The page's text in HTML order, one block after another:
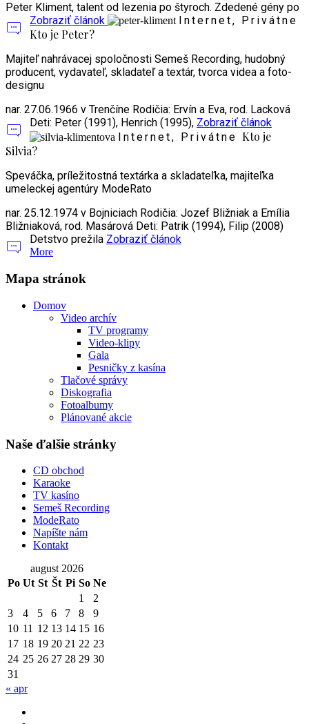
Peter Kliment, talent od lezenia po štyroch. Zdedené gény po
Zobraziť článok
Internet, Privátne
Kto je Peter?
Majiteľ nahrávacej spoločnosti Semeš Recording, hudobný
producent, vydavateľ, skladateľ a textár, tvorca videa a foto-
designu
nar. 27.06.1966 v Trenčíne Rodičia: Ervín a Eva, rod. Lacková
Deti: Peter (1991), Henrich (1995), Zobraziť článok
Internet, Privátne Kto je
Silvia?
Speváčka, príležitostná textárka a skladateľka, majiteľka
umeleckej agentúry ModeRato
nar. 25.12.1974 v Bojniciach Rodičia: Jozef Bližniak a Emília
Bližniaková, rod. Masárová Deti: Patrik (1994), Filip (2008)
Detstvo prežila Zobraziť článok
More
Mapa stránok
Domov
Video archív
TV programy
Video-klipy
Gala
Pesničky z kasína
Tlačové správy
Diskografia
Fotoalbumy
Plánované akcie
Naše ďalšie stránky
CD obchod
Karaoke
TV kasíno
Semeš Recording
ModeRato
Napíšte nám
Kontakt
august 2026
Po Ut St Št Pi So Ne
1
2
3
4 5 6 7 8
9
10 11 12 13 14 15 16
17 18 19 20 21 22 23
24 25 26 27 28 29 30
31
« apr